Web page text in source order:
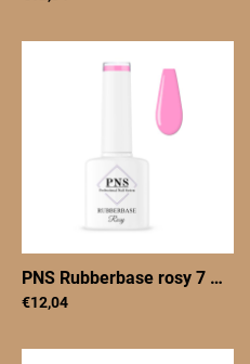
PNS Rubberbase rosy 7 ml
€12,04